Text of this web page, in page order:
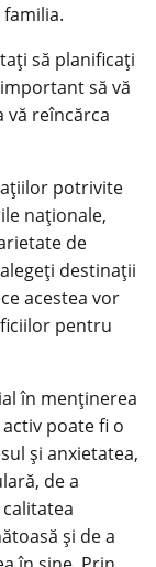
să planificați
să vă
vă reîncărca
potrivite
naționale,
de
destinații
acestea vor
pentru
în menținerea
poate fi o
și anxietatea,
de a
și de a